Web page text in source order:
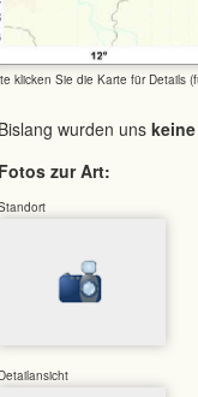
klicken Sie die Karte für Details
wurden uns
zur Art: